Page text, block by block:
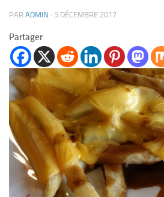
PAR ADMIN · 5 DÉCEMBRE 2017
Partager